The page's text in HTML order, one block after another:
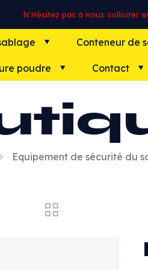
N'Hésitez pas à nous solliciter
Conteneur de
poudre Contact
Equipement de sécurité du